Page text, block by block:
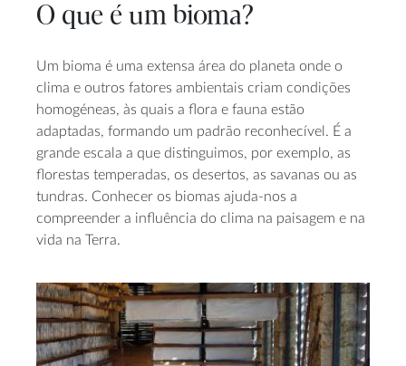
O que é um bioma?
Um bioma é uma extensa área do planeta onde o
clima e outros fatores ambientais criam condições
homogéneas, às quais a flora e fauna estão
adaptadas, formando um padrão reconhecível. É a
grande escala a que distinguimos, por exemplo, as
florestas temperadas, os desertos, as savanas ou as
tundras. Conhecer os biomas ajuda-nos a
compreender a influência do clima na paisagem e na
vida na Terra.